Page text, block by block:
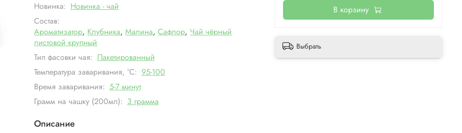
Новинка: Новинка - чай
Состав:
Ароматизатор, Клубника,Малина,Сафлор, Чай чёрный
листовой крупный
Тип фасовки чая: Пакетированный
Температура заваривания, °С: 95-100
Время заваривания: 5-7 минут
Грамм на чашку (200мл): 3 грамма
Описание
В корзину
Выбрать